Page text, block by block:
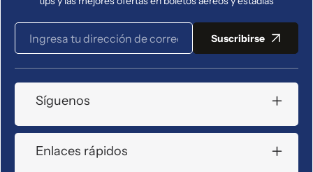
Suscribirse
Síguenos
Enlaces rápidos